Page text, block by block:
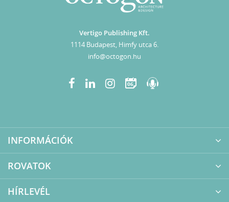
Vertigo Publishing Kft.
1114 Budapest, Himfy utca 6.
info@octogon.hu
06
INFORMÁCIÓK
ROVATOK
HÍRLEVÉL